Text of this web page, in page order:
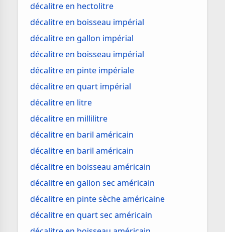
décalitre en hectolitre
décalitre en boisseau impérial
décalitre en gallon impérial
décalitre en boisseau impérial
décalitre en pinte impériale
décalitre en quart impérial
décalitre en litre
décalitre en millilitre
décalitre en baril américain
décalitre en baril américain
décalitre en boisseau américain
décalitre en gallon sec américain
décalitre en pinte sèche américaine
décalitre en quart sec américain